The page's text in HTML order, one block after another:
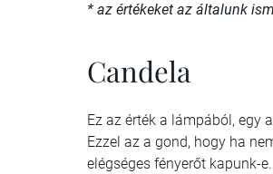
* az értékeket az általunk
Candela
Ez az érték a lámpából, egy
Ezzel az a gond, hogy ha
elégséges fényerőt kapunk-